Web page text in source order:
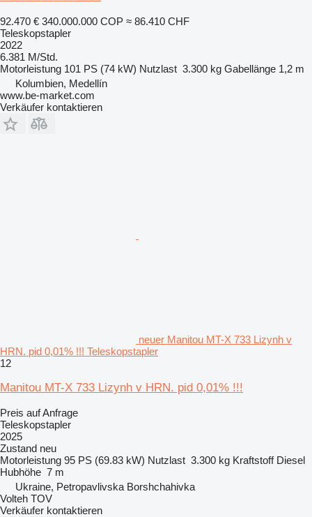
92.470 € 340.000.000 COP ≈ 86.410 CHF
Teleskopstapler
2022
6.381 M/Std.
Motorleistung 101 PS (74 kW) Nutzlast 3.300 kg Gabellänge 1,2 m
Kolumbien, Medellín
www.be-market.com
Verkäufer kontaktieren
neuer Manitou MT-X 733 Lizynh v
HRN. pid 0,01% !!! Teleskopstapler
12
Manitou MT-X 733 Lizynh v HRN. pid 0,01% !!!
Preis auf Anfrage
Teleskopstapler
2025
Zustand neu
Motorleistung 95 PS (69.83 kW) Nutzlast 3.300 kg Kraftstoff Diesel
Hubhöhe 7 m
Ukraine, Petropavlivska Borshchahivka
Volteh TOV
Verkäufer kontaktieren